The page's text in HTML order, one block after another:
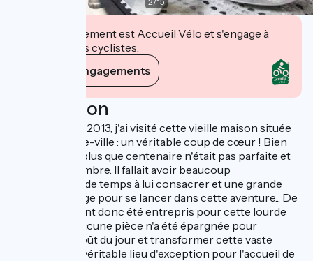
Cet établissement est Accueil Vélo et s'engage à
accueillir des cyclistes.
Voir ses engagements
Description
En septembre 2013, j'ai visité cette vieille maison située
en plein centre-ville : un véritable coup de cœur ! Bien
sûr, la maison plus que centenaire n'était pas parfaite et
était plutôt sombre. Il fallait avoir beaucoup
d'imagination, de temps à lui consacrer et une grande
dose de courage pour se lancer dans cette aventure... De
gros travaux ont donc été entrepris pour cette lourde
rénovation. Aucune pièce n'a été épargnée pour
remettre au goût du jour et transformer cette vaste
maison en un véritable lieu d'exception pour l'accueil de